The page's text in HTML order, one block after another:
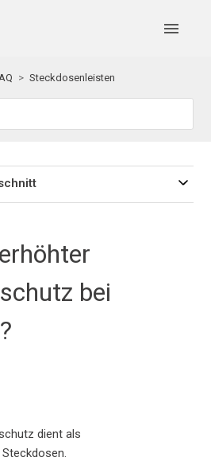
Steckdosenleisten
bei
dient als